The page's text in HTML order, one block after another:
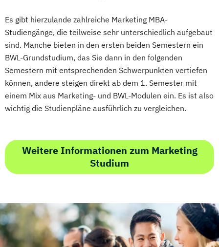
Es gibt hierzulande zahlreiche Marketing MBA-
Studiengänge, die teilweise sehr unterschiedlich aufgebaut
sind. Manche bieten in den ersten beiden Semestern ein
BWL-Grundstudium, das Sie dann in den folgenden
Semestern mit entsprechenden Schwerpunkten vertiefen
können, andere steigen direkt ab dem 1. Semester mit
einem Mix aus Marketing- und BWL-Modulen ein. Es ist also
wichtig die Studienpläne ausführlich zu vergleichen.
Weitere Informationen zum Marketing
Studium